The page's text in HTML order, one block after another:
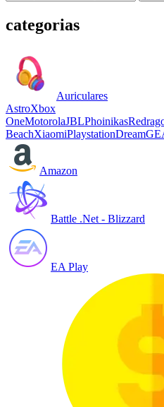
categorias
Auriculares
AstroXbox
OneMotorolaJBLPhoinikas
BeachXiaomiPlaystation
Amazon
Battle .Net - Blizzard
EA Play